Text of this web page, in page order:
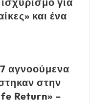
και ένα
αγνοούμενα
στην
Return» –